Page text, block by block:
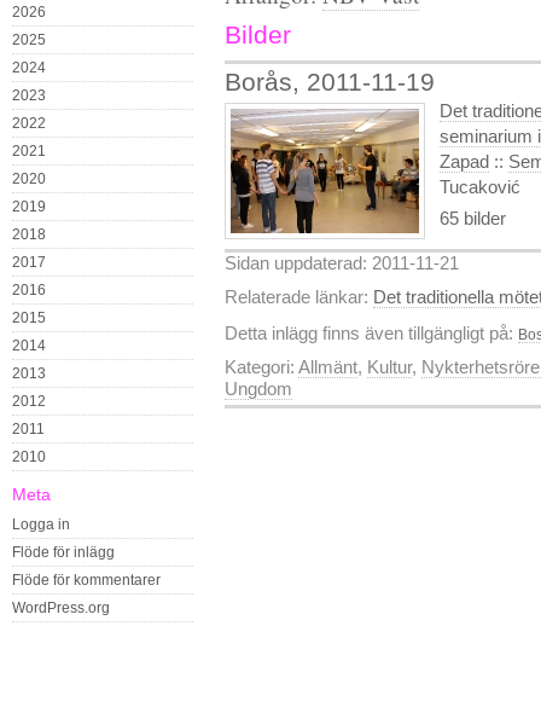
2026
2025
2024
2023
2022
2021
2020
2019
2018
2017
2016
2015
2014
2013
2012
2011
2010
Meta
Logga in
Flöde för inlägg
Flöde för kommentarer
WordPress.org
Bilder
Borås, 2011-11-19
Det
seminarium
Zapad ::
Tucaković
65 bilder
Sidan uppdaterad: 2011-11-21
Relaterade länkar: Det traditionella
Detta inlägg finns även tillgängligt på:
Kategori: Allmänt, Kultur,
Ungdom